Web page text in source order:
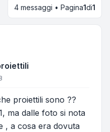
4 messaggi • Pagina1di1
proiettili sono ??
ma dalle foto si nota
, a cosa era dovuta